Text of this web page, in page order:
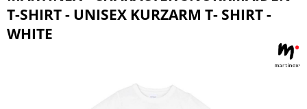
T-SHIRT - UNISEX KURZARM T- SHIRT -
WHITE